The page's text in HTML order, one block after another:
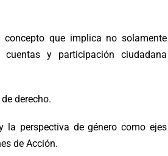
que implica no solamente
y participación ciudadana
derecho.
la perspectiva de género como ejes
de Acción.